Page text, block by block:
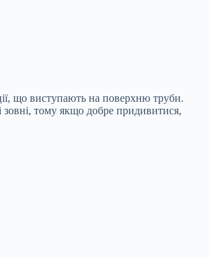
що виступають на поверхню труби.
тому якщо добре придивитися,